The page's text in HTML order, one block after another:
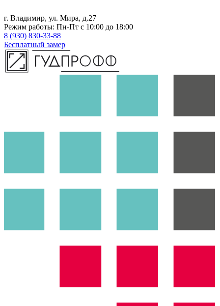
г. Владимир, ул. Мира, д.27
Режим работы: Пн-Пт с 10:00 до 18:00
8 (930) 830-33-88
Бесплатный замер